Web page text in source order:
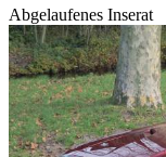
Abgelaufenes Inserat